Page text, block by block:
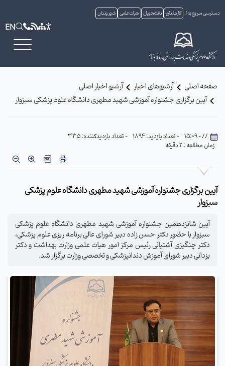
دسترسی سریع به: کارمندان دانشجویان هیات علمی شهروندان
EN
صفحه اصلی آرشیوهای اخبار
آرشیو اخبار اصلی
آیین برگزاری جشنواره آموزشی شهید مطهری دانشگاه علوم پزشکی سبزوار
// - 15:09 - تعداد بازدید: 1894
- تعداد بازدیدکننده: 335
زمان مطالعه : 2 دقیقه
آیین برگزاری جشنواره آموزشی شهید مطهری دانشگاه علوم پزشکی
سبزوار
آیین شانزدهمین جشنواره آموزشی شهید مطهری دانشگاه علوم پزشکی
سبزوار با حضور دکتر حسن زاده دبیر شورای عالی برنامه ریزی علوم پزشکی،
دکتر چنگیزی آشتیانی رئیس مرکز امور هیات علمی وزارت بهداشت و دکتر
یزدانی دبیر شورای آموزش دندانپزشکی و تخصصی وزارت برگزار شد.